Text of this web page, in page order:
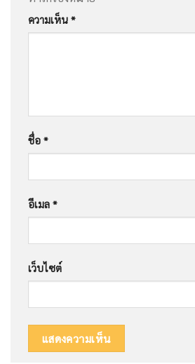
ความเห็น *
ชื่อ *
อีเมล *
เว็บไซต์